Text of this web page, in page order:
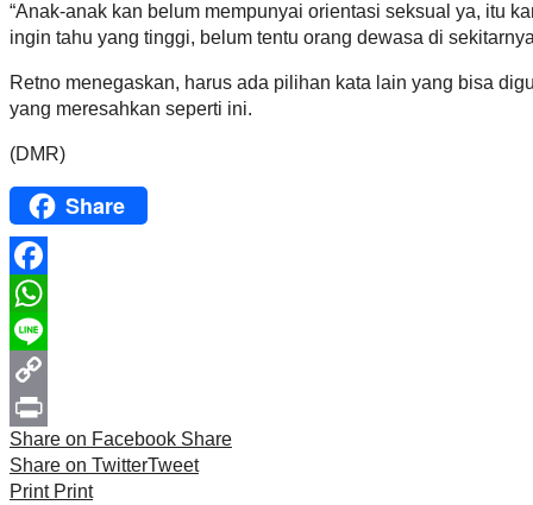
“Anak-anak kan belum mempunyai orientasi seksual ya, itu
ingin tahu yang tinggi, belum tentu orang dewasa di
Retno menegaskan, harus ada pilihan kata lain yang bisa
yang meresahkan seperti ini.
(DMR)
Share
Facebook
WhatsApp
Line
Copy
Link
Print
Share on Facebook Share
Share on TwitterTweet
Print Print